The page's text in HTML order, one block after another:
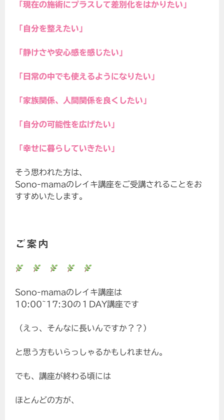
「現在の施術にプラスして差別化をはかりたい」
「自分を整えたい」
「静けさや安心感を感じたい」
「日常の中でも使えるようになりたい」
「家族関係、人間関係を良くしたい」
「自分の可能性を広げたい」
「幸せに暮らしていきたい」
そう思われた方は、
Sono-mamaのレイキ講座をご受講されることをお
すすめいたします。
ご案内
Sono-mamaのレイキ講座は
10:00~17:30の１DAY講座です
（えっ、そんなに長いんですか？？）
と思う方もいらっしゃるかもしれません。
でも、講座が終わる頃には
ほとんどの方が、